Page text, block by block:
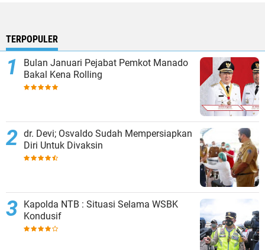
TERPOPULER
Bulan Januari Pejabat Pemkot Manado
Bakal Kena Rolling
dr. Dеvі; Oѕvаldо Sudаh Mempersiapkan
Dіrі Untuk Dіvаkѕіn
Kapolda NTB : Situasi Selama WSBK
Kondusif